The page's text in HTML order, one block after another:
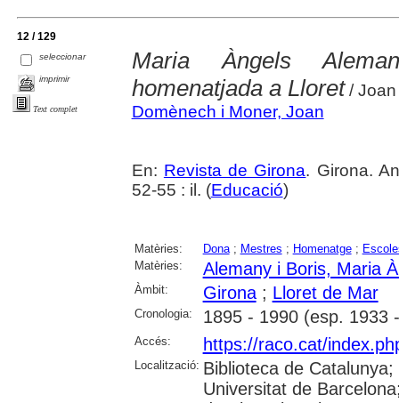
12 / 129
seleccionar
imprimir
Text complet
Maria Àngels
homenatjada a Lloret/ Joan
Domènech i Moner, Joan
En: Revista de Girona. Girona.
52-55 : il. (Educació)
Matèries: Dona; Mestres ; Homenatge;
Matèries:
Alemany i Boris, Maria
Àmbit: Girona; Lloret de Mar
Cronologia: 1895 - 1990 (esp. 1933
Accés: https://raco.cat/
Localització: Biblioteca de
Universitat de